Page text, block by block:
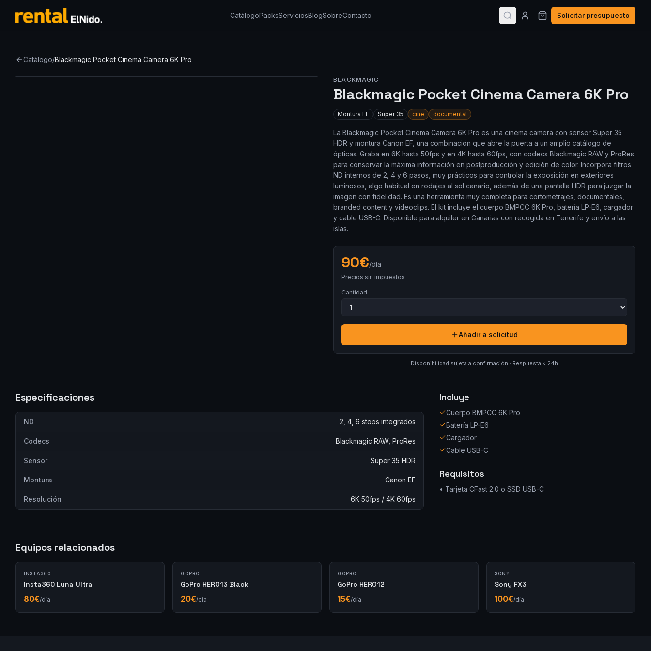
CatálogoPacksServiciosBlogSobreContacto Solicitar presupuesto
Catálogo/Blackmagic Pocket Cinema Camera 6K Pro
BLACKMAGIC
Blackmagic Pocket Cinema Camera 6K Pro
Montura EF Super 35 cine documental
La Blackmagic Pocket Cinema Camera 6K Pro es una cinema camera con sensor Super 35
HDR y montura Canon EF, una combinación que abre la puerta a un amplio catálogo de
ópticas. Graba en 6K hasta 50fps y en 4K hasta 60fps, con codecs Blackmagic RAW y ProRes
para conservar la máxima información en postproducción y edición de color. Incorpora filtros
ND internos de 2, 4 y 6 pasos, muy prácticos para controlar la exposición en exteriores
luminosos, algo habitual en rodajes al sol canario, además de una pantalla HDR para juzgar la
imagen con fidelidad. Es una herramienta muy completa para cortometrajes, documentales,
branded content y videoclips. El kit incluye el cuerpo BMPCC 6K Pro, batería LP-E6, cargador
y cable USB-C. Disponible para alquiler en Canarias con recogida en Tenerife y envío a las
islas.
90€/día
Precios sin impuestos
Cantidad
Añadir a solicitud
Disponibilidad sujeta a confirmación · Respuesta < 24h
Especificaciones
ND 2, 4, 6 stops integrados
Codecs Blackmagic RAW, ProRes
Sensor Super 35 HDR
Montura Canon EF
Resolución 6K 50fps / 4K 60fps
Incluye
Cuerpo BMPCC 6K Pro
Batería LP-E6
Cargador
Cable USB-C
Requisitos
• Tarjeta CFast 2.0 o SSD USB-C
Equipos relacionados
INSTA360
Insta360 Luna Ultra
80€/día
GOPRO
GoPro HERO13 Black
20€/día
GOPRO
GoPro HERO12
15€/día
SONY
Sony FX3
100€/día